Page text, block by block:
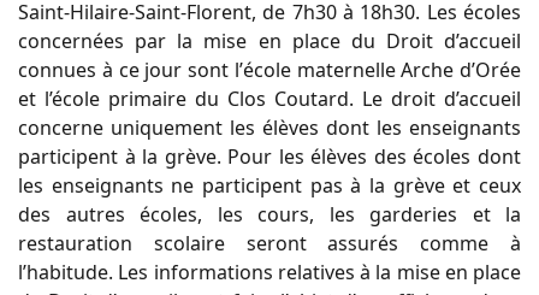
Saint-Hilaire-Saint-Florent, de 7h30 à 18h30. Les écoles
concernées par la mise en place du Droit d’accueil
connues à ce jour sont l’école maternelle Arche d’Orée
et l’école primaire du Clos Coutard. Le droit d’accueil
concerne uniquement les élèves dont les enseignants
participent à la grève. Pour les élèves des écoles dont
les enseignants ne participent pas à la grève et ceux
des autres écoles, les cours, les garderies et la
restauration scolaire seront assurés comme à
l’habitude. Les informations relatives à la mise en place